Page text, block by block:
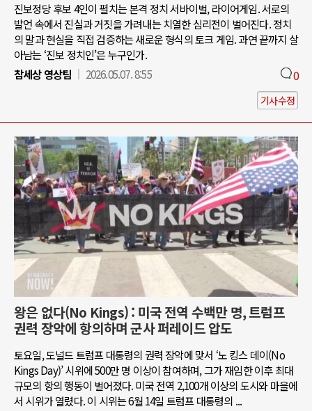
진보정당 후보 4인이 펼치는 본격 정치 서바이벌, 라이어게임. 서로의
발언 속에서 진실과 거짓을 가려내는 치열한 심리전이 벌어진다. 정치
의 말과 현실을 직접 검증하는 새로운 형식의 토크 게임. 과연 끝까지 살
아남는 ‘진보 정치인’은 누구인가.
참세상 영상팀
2026.05.07. 8:55 0
기사수정
왕은 없다(No Kings) : 미국 전역 수백만 명, 트럼프
권력 장악에 항의하며 군사 퍼레이드 압도
토요일, 도널드 트럼프 대통령의 권력 장악에 맞서 ‘노 킹스 데이(No
Kings Day)’ 시위에 500만 명 이상이 참여하며, 그가 재임한 이후 최대
규모의 항의 행동이 벌어졌다. 미국 전역 2,100개 이상의 도시와 마을에
서 시위가 열렸다. 이 시위는 6월 14일 트럼프 대통령의 ...